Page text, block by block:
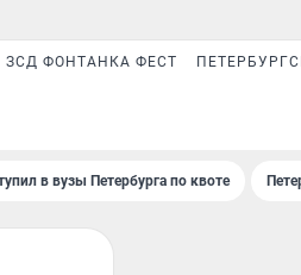
ЗСД ФОНТАНКА ФЕСТ
в вузы Петербурга по квоте